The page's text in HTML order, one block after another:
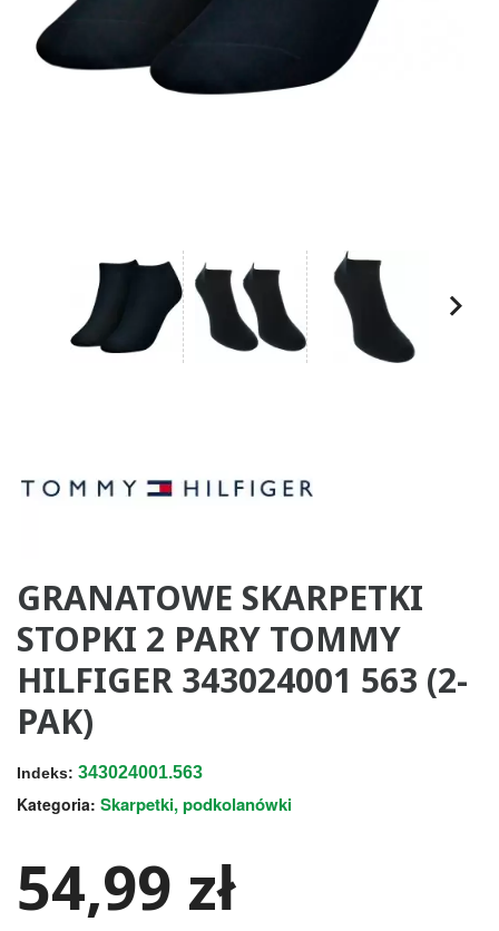
GRANATOWE SKARPETKI
STOPKI 2 PARY TOMMY
HILFIGER 343024001 563 (2-
PAK)
Indeks: 343024001.563
Kategoria: Skarpetki, podkolanówki
54,99 zł